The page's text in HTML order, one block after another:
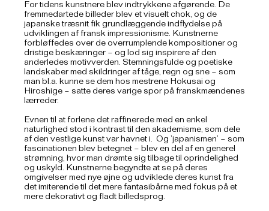
For tidens kunstnere blev indtrykkene afgørende. De
fremmedartede billeder blev et visuelt chok, og de
japanske træsnit fik grundlæggende indflydelse på
udviklingen af fransk impressionisme. Kunstnerne
forbløffedes over de overrumplende kompositioner og
dristige beskæringer – og lod sig inspirere af den
anderledes motivverden. Stemningsfulde og poetiske
landskaber med skildringer af tåge, regn og sne – som
man bl.a. kunne se dem hos mestrene Hokusai og
Hiroshige – satte deres varige spor på franskmændenes
lærreder.
Evnen til at forlene det raffinerede med en enkel
naturlighed stod i kontrast til den akademisme, som dele
af den vestlige kunst var havnet i. Og ’japanismen’ – som
fascinationen blev betegnet – blev en del af en generel
strømning, hvor man drømte sig tilbage til oprindelighed
og uskyld. Kunstnerne begyndte at se på deres
omgivelser med nye øjne og udviklede deres kunst fra
det imiterende til det mere fantasibårne med fokus på et
mere dekorativt og fladt billedsprog.